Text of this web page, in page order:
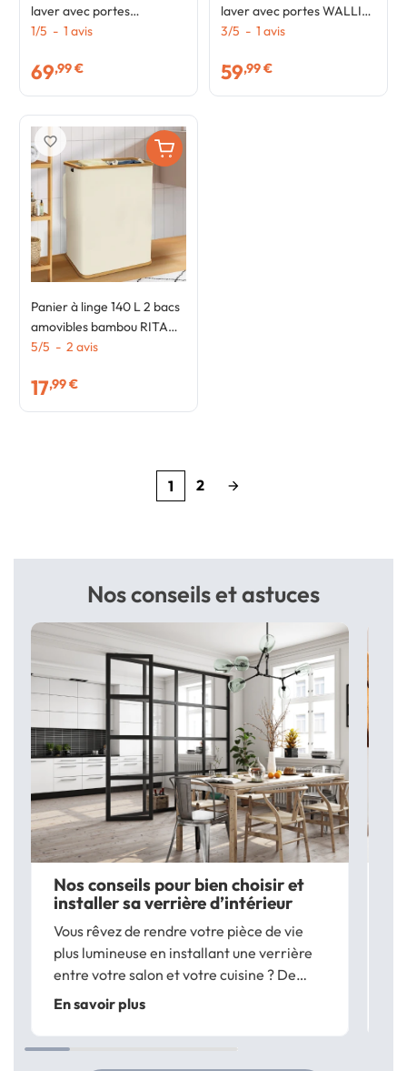
laver avec portes
JULIETTE effet lattes
1/5 - 1 avis
69,99 €
laver avec portes WALLIS
blanc et bois façon hêtre
3/5 - 1 avis
59,99 €
Panier à linge 140 L 2 bacs
amovibles bambou RITA
tissu écru
5/5 - 2 avis
17,99 €
favorite_border
1 2 arrow_forward
Nos conseils et astuces
Nos conseils pour bien choisir et
installer sa verrière d’intérieur
Vous rêvez de rendre votre pièce de vie
plus lumineuse en installant une verrière
entre votre salon et votre cuisine ? De
cloisonner sans perdre en luminosité ? Les
verrières de type atelier apportent une
touche design à vos pièces et sont...
En savoir plus